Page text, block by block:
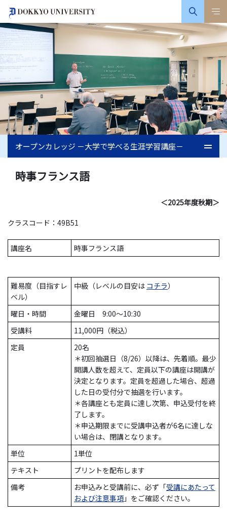
オープンカレッジ －大学で学べる生涯学習講座－
時事フランス語
＜2025年度秋期＞
クラスコード：49B51
講座名 時事フランス語
難易度（目指すレ
ベル）
中級（レベルの目安は コチラ）
曜日・時間
金曜日 9:00～10:30
受講料
11,000円（税込）
定員
20名
＊初回抽選日（8/26）以降は、先着順。最少
開講人数を超えて、定員以下の講座は開講が
決定となります。定員を超過した場合、超過
した日の受付分で抽選を行います。
＊各講座とも定員に達し次第、申込受付を終
了します。
＊申込期限までに受講申込者が6名に達しな
い場合は、閉講となります。
単位
1単位
テキスト
プリントを配布します
備考
お申込みと受講前に、必ず「受講にあたって
および注意事項 」をご確認ください。